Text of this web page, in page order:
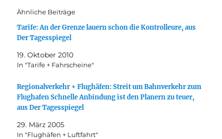
Ähnliche Beiträge
Tarife: An der Grenze lauern schon die Kontrolleure, aus
Der Tagesspiegel
19. Oktober 2010
In "Tarife + Fahrscheine"
Regionalverkehr + Flughäfen: Streit um Bahnverkehr zum
Flughafen Schnelle Anbindung ist den Planern zu teuer,
aus Der Tagesspiegel
29. März 2005
In "Flughäfen + Luftfahrt"